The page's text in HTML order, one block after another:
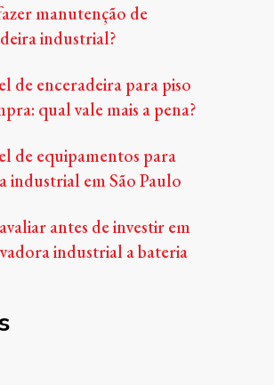
manutenção de
industrial?
de enceradeira para piso
qual vale mais a pena?
de equipamentos para
industrial em São Paulo
antes de investir em
industrial a bateria